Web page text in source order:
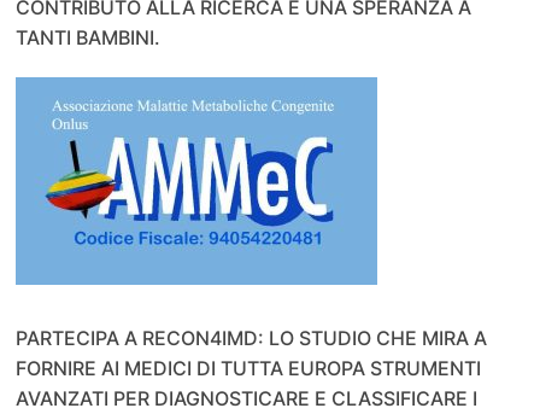
CONTRIBUTO ALLA RICERCA E UNA SPERANZA A
TANTI BAMBINI.
PARTECIPA A RECON4IMD: LO STUDIO CHE MIRA A
FORNIRE AI MEDICI DI TUTTA EUROPA STRUMENTI
AVANZATI PER DIAGNOSTICARE E CLASSIFICARE I